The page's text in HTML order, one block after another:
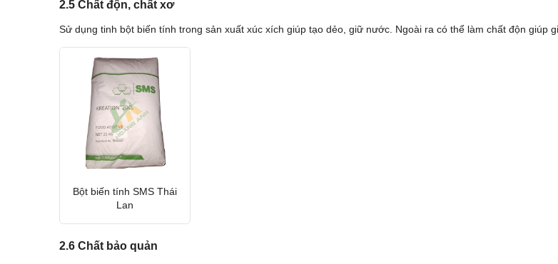
2.5 Chất độn, chất xơ
Sử dụng tinh bột biến tính trong sản xuất xúc xích giúp tạo dẻo, giữ nước. Ngoài ra có thể làm chất độn giúp
Bột biến tính SMS Thái
Lan
2.6 Chất bảo quản